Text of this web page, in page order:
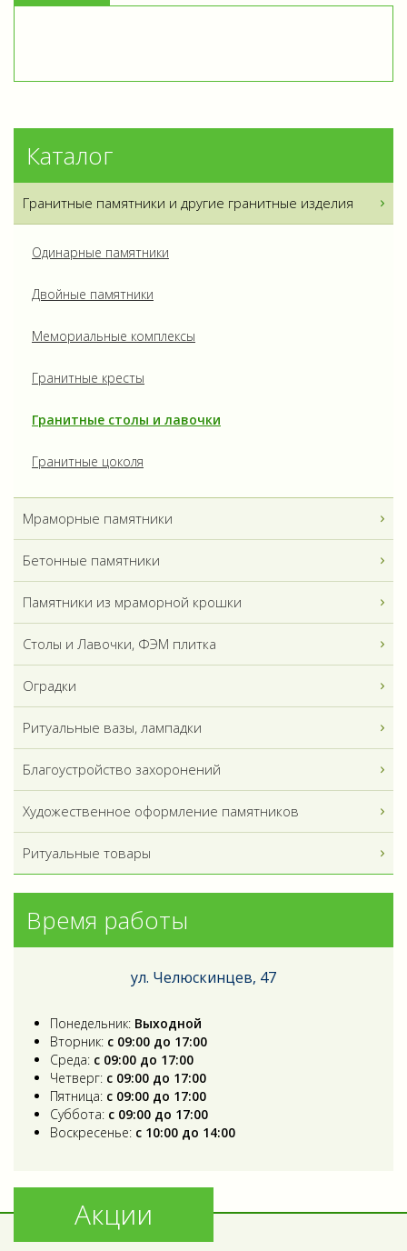
Каталог
Гранитные памятники и другие гранитные изделия
Одинарные памятники
Двойные памятники
Мемориальные комплексы
Гранитные кресты
Гранитные столы и лавочки
Гранитные цоколя
Мраморные памятники
Бетонные памятники
Памятники из мраморной крошки
Столы и Лавочки, ФЭМ плитка
Оградки
Ритуальные вазы, лампадки
Благоустройство захоронений
Художественное оформление памятников
Ритуальные товары
Время работы
ул. Челюскинцев, 47
Понедельник: Выходной
Вторник: с 09:00 до 17:00
Среда: с 09:00 до 17:00
Четверг: с 09:00 до 17:00
Пятница: с 09:00 до 17:00
Суббота: с 09:00 до 17:00
Воскресенье: с 10:00 до 14:00
Акции